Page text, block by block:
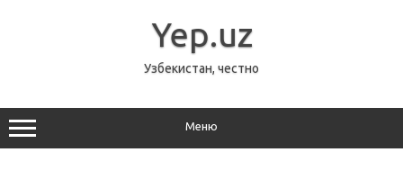
Yep.uz
Узбекистан, честно
Меню